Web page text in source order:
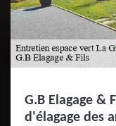
G.B Elagage &
d'élagage des